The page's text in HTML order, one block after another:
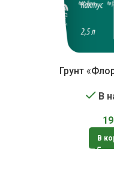
Грунт
В
В